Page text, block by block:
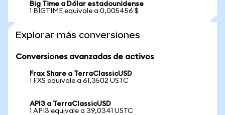
Big Time a Dólar estadounidense
1 BIGTIME equivale a 0,005456 $
Explorar más conversiones
Conversiones avanzadas de activos
Frax Share a TerraClassicUSD
1 FXS equivale a 61,3502 USTC
API3 a TerraClassicUSD
1 API3 equivale a 39,0341 USTC